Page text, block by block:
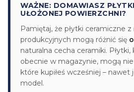
WAŻNE: DOMAWIASZ
UŁOŻONEJ POWIERZCHNI?
Pamiętaj, że płytki ceramiczne
produkcyjnych mogą różnić się
naturalna cecha ceramiki.
obecnie w magazynie, mogą
które kupiłeś wcześniej – nawet
model.